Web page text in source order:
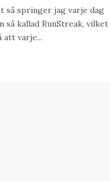
så springer jag varje dag
så kallad RunStreak,
varje...